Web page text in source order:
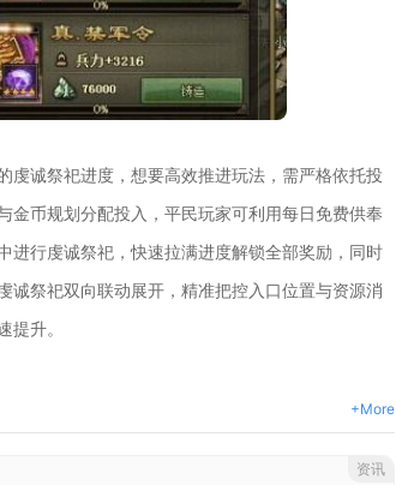
虔诚祭祀进度，想要高效推进玩法，需严格依托投
金币规划分配投入，平民玩家可利用每日免费供奉
进行虔诚祭祀，快速拉满进度解锁全部奖励，同时
诚祭祀双向联动展开，精准把控入口位置与资源消
升。
+More
资讯